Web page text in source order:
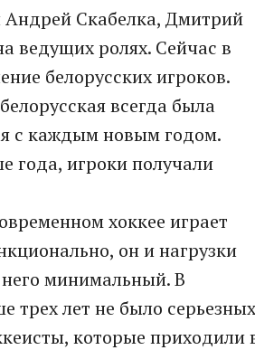
Андрей Скабелка, Дмитрий
ведущих ролях. Сейчас в
белорусских игроков.
всегда была
с каждым новым годом.
года, игроки получали
хоккее играет
он и нагрузки
минимальный. В
трех лет не было серьезных
которые приходили